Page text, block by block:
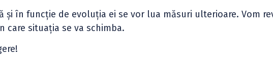
și în funcție de evoluția ei se vor lua măsuri ulterioare. Vom
situația se va schimba.